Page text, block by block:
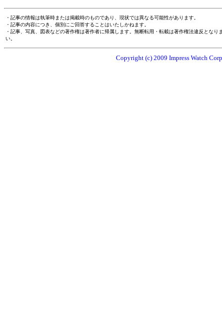
・記事の情報は執筆時または掲載時のものであり、現状では異なる可能性があります。
・記事の内容につき、個別にご回答することはいたしかねます。
・記事、写真、図表などの著作権は著作者に帰属します。無断転用・転載は著作権法違反とな
い。
Copyright (c) 2009 Impress Watch